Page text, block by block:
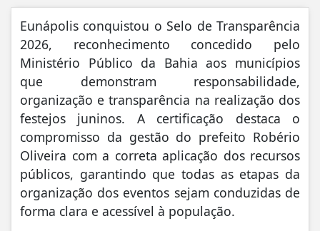
Eunápolis conquistou o Selo de Transparência
2026, reconhecimento concedido pelo
Ministério Público da Bahia aos municípios
que demonstram responsabilidade,
organização e transparência na realização dos
festejos juninos. A certificação destaca o
compromisso da gestão do prefeito Robério
Oliveira com a correta aplicação dos recursos
públicos, garantindo que todas as etapas da
organização dos eventos sejam conduzidas de
forma clara e acessível à população.